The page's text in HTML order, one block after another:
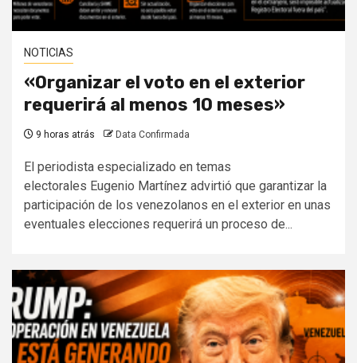
NOTICIAS
«Organizar el voto en el exterior
requerirá al menos 10 meses»
9 horas atrás Data Confirmada
El periodista especializado en temas
electorales Eugenio Martínez advirtió que garantizar la
participación de los venezolanos en el exterior en unas
eventuales elecciones requerirá un proceso de...